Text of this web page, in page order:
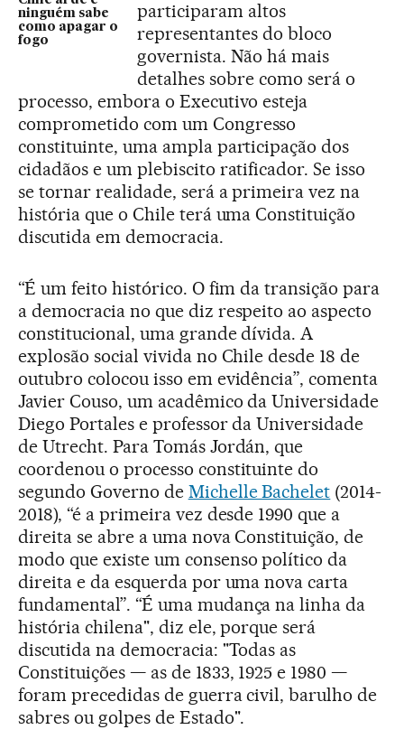
ninguém sabe
como apagar o
fogo
participaram altos
representantes do bloco
governista. Não há mais
detalhes sobre como será o
processo, embora o Executivo esteja
comprometido com um Congresso
constituinte, uma ampla participação dos
cidadãos e um plebiscito ratificador. Se isso
se tornar realidade, será a primeira vez na
história que o Chile terá uma Constituição
discutida em democracia.
“É um feito histórico. O fim da transição para
a democracia no que diz respeito ao aspecto
constitucional, uma grande dívida. A
explosão social vivida no Chile desde 18 de
outubro colocou isso em evidência”, comenta
Javier Couso, um acadêmico da Universidade
Diego Portales e professor da Universidade
de Utrecht. Para Tomás Jordán, que
coordenou o processo constituinte do
segundo Governo de Michelle Bachelet (2014-
2018), “é a primeira vez desde 1990 que a
direita se abre a uma nova Constituição, de
modo que existe um consenso político da
direita e da esquerda por uma nova carta
fundamental”. “É uma mudança na linha da
história chilena", diz ele, porque será
discutida na democracia: "Todas as
Constituições — as de 1833, 1925 e 1980 —
foram precedidas de guerra civil, barulho de
sabres ou golpes de Estado".